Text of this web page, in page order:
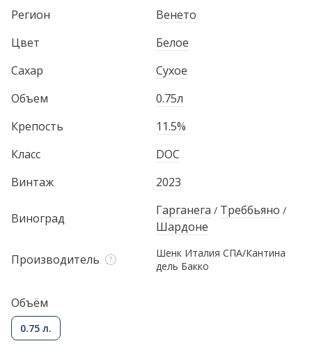
Регион
Венето
Цвет
Белое
Сахар
Сухое
Объем
0.75л
Крепость
11.5%
Класс
DOC
Винтаж
2023
Виноград
Гарганега / Треббьяно /
Шардоне
Производитель
Шенк Италия СПА/Кантина
дель Бакко
Объём
0.75 л.